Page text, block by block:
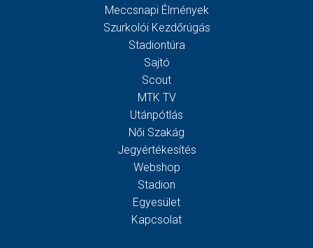
Meccsnapi Élmények
Szurkolói Kezdőrúgás
Stadiontúra
Sajtó
Scout
MTK TV
Utánpótlás
Női Szakág
Jegyértékesítés
Webshop
Stadion
Egyesület
Kapcsolat